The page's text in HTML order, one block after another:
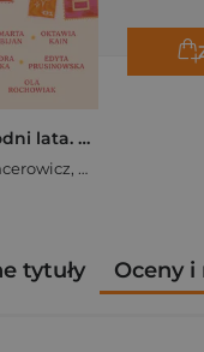
Osiem tygodni lata. Opowiadania na wakacje
, Marta Bijan
tytuły Oceny i